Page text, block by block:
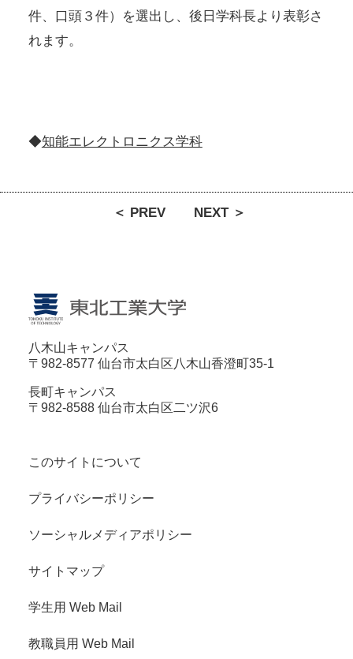
件、口頭３件）を選出し、後日学科長より表彰さ
れます。
◆知能エレクトロニクス学科
＜ PREV NEXT ＞
八木山キャンパス
〒982-8577 仙台市太白区八木山香澄町35-1
長町キャンパス
〒982-8588 仙台市太白区二ツ沢6
このサイトについて
プライバシーポリシー
ソーシャルメディアポリシー
サイトマップ
学生用 Web Mail
教職員用 Web Mail